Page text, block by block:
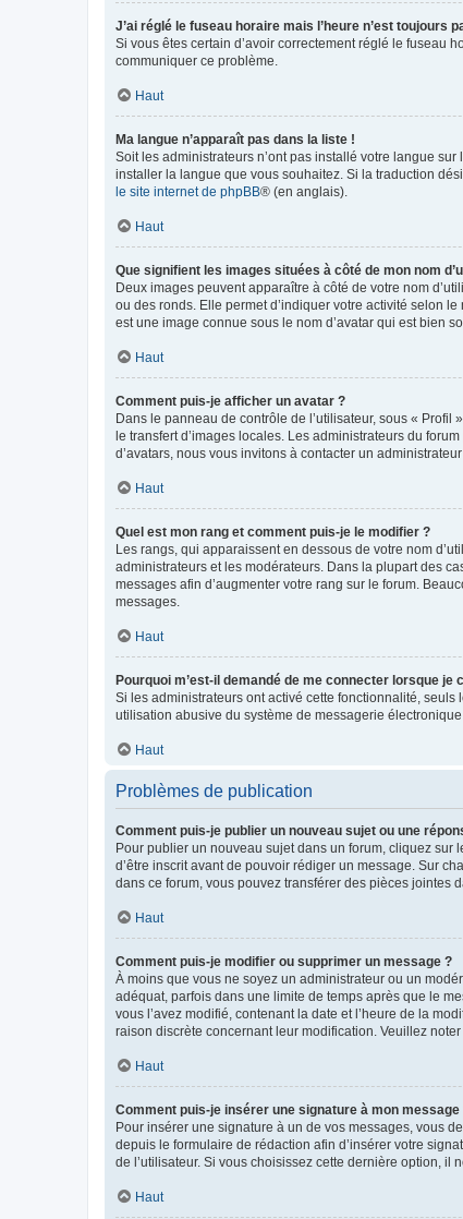
J’ai réglé le fuseau horaire mais l’heure n’est toujours
Si vous êtes certain d’avoir correctement réglé le fuseau
communiquer ce problème.
Haut
Ma langue n’apparaît pas dans la liste !
Soit les administrateurs n’ont pas installé votre langue
installer la langue que vous souhaitez. Si la traduction
le site internet de phpBB® (en anglais).
Haut
Que signifient les images situées à côté de mon nom
Deux images peuvent apparaître à côté de votre nom
ou des ronds. Elle permet d’indiquer votre activité selon
est une image connue sous le nom d’avatar qui est bien
Haut
Comment puis-je afficher un avatar ?
Dans le panneau de contrôle de l’utilisateur, sous «
le transfert d’images locales. Les administrateurs du
d’avatars, nous vous invitons à contacter un administrateur
Haut
Quel est mon rang et comment puis-je le modifier ?
Les rangs, qui apparaissent en dessous de votre nom
administrateurs et les modérateurs. Dans la plupart des
messages afin d’augmenter votre rang sur le forum.
messages.
Haut
Pourquoi m’est-il demandé de me connecter lorsque
Si les administrateurs ont activé cette fonctionnalité,
utilisation abusive du système de messagerie
Haut
Problèmes de publication
Comment puis-je publier un nouveau sujet ou une
Pour publier un nouveau sujet dans un forum, cliquez
d’être inscrit avant de pouvoir rédiger un message. Sur
dans ce forum, vous pouvez transférer des pièces jointes
Haut
Comment puis-je modifier ou supprimer un message ?
À moins que vous ne soyez un administrateur ou un
adéquat, parfois dans une limite de temps après que le
vous l’avez modifié, contenant la date et l’heure de la
raison discrète concernant leur modification. Veuillez
Haut
Comment puis-je insérer une signature à mon message
Pour insérer une signature à un de vos messages, vous
depuis le formulaire de rédaction afin d’insérer votre
de l’utilisateur. Si vous choisissez cette dernière option, il
Haut